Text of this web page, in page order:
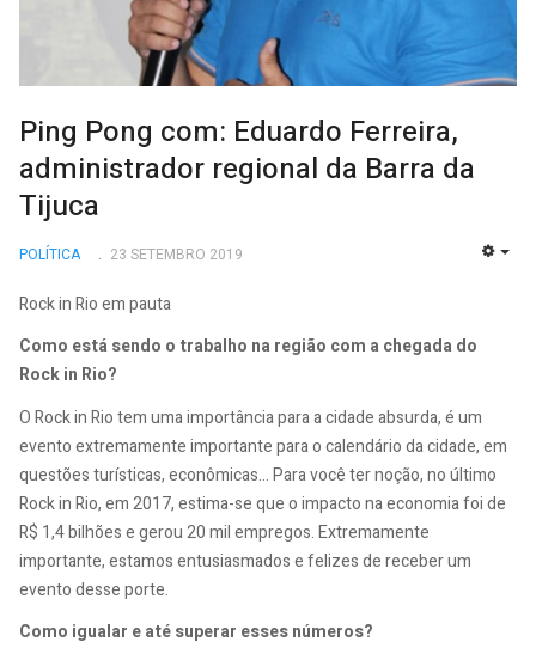
Ping Pong com: Eduardo Ferreira,
administrador regional da Barra da
Tijuca
POLÍTICA 23 SETEMBRO 2019
Rock in Rio em pauta
Como está sendo o trabalho na região com a chegada do
Rock in Rio?
O Rock in Rio tem uma importância para a cidade absurda, é um
evento extremamente importante para o calendário da cidade, em
questões turísticas, econômicas... Para você ter noção, no último
Rock in Rio, em 2017, estima-se que o impacto na economia foi de
R$ 1,4 bilhões e gerou 20 mil empregos. Extremamente
importante, estamos entusiasmados e felizes de receber um
evento desse porte.
Como igualar e até superar esses números?